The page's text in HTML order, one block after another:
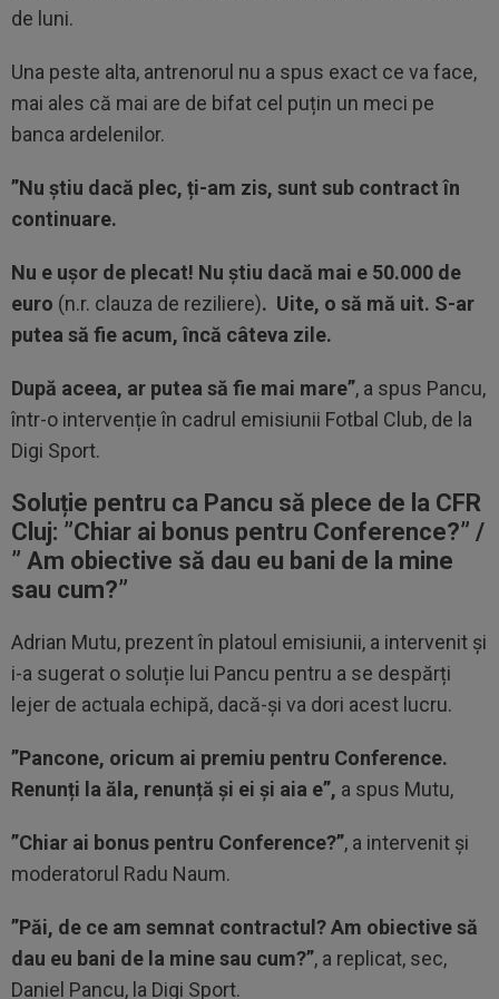
de luni.
Una peste alta, antrenorul nu a spus exact ce va face,
mai ales că mai are de bifat cel puțin un meci pe
banca ardelenilor.
”Nu știu dacă plec, ți-am zis, sunt sub contract în
continuare.
Nu e ușor de plecat! Nu știu dacă mai e 50.000 de
euro (n.r. clauza de reziliere). Uite, o să mă uit. S-ar
putea să fie acum, încă câteva zile.
După aceea, ar putea să fie mai mare”, a spus Pancu,
într-o intervenție în cadrul emisiunii Fotbal Club, de la
Digi Sport.
Soluție pentru ca Pancu să plece de la CFR
Cluj: ”Chiar ai bonus pentru Conference?” /
” Am obiective să dau eu bani de la mine
sau cum?”
Adrian Mutu, prezent în platoul emisiunii, a intervenit și
i-a sugerat o soluție lui Pancu pentru a se despărți
lejer de actuala echipă, dacă-și va dori acest lucru.
”Pancone, oricum ai premiu pentru Conference.
Renunți la ăla, renunță și ei și aia e”, a spus Mutu,
”Chiar ai bonus pentru Conference?”, a intervenit și
moderatorul Radu Naum.
”Păi, de ce am semnat contractul? Am obiective să
dau eu bani de la mine sau cum?”, a replicat, sec,
Daniel Pancu, la Digi Sport.